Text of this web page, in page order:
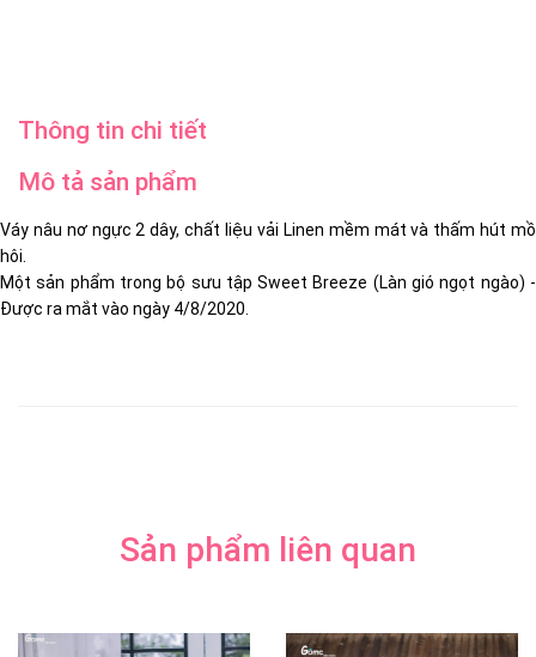
Thông tin chi tiết
Mô tả sản phẩm
Váy nâu nơ ngực 2 dây, chất liệu vải Linen mềm mát và thấm hút mồ
hôi.
Một sản phẩm trong bộ sưu tập Sweet Breeze (Làn gió ngọt ngào) -
Được ra mắt vào ngày 4/8/2020.
Sản phẩm liên quan